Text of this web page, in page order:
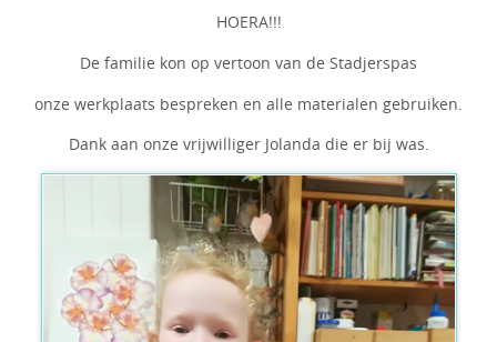
HOERA!!!
De familie kon op vertoon van de Stadjerspas
onze werkplaats bespreken en alle materialen gebruiken.
Dank aan onze vrijwilliger Jolanda die er bij was.